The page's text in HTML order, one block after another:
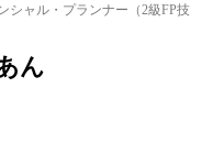
シャル・プランナー（2級FP技
ん